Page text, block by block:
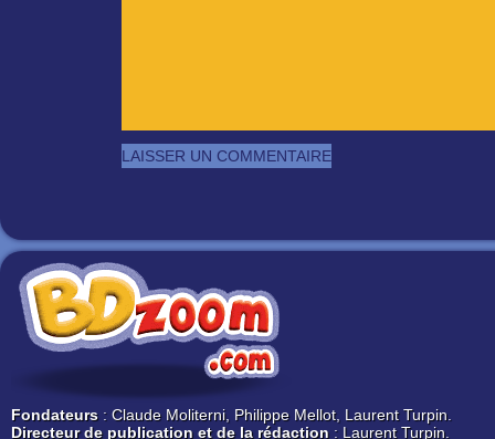
Fondateurs : Claude Moliterni, Philippe Mellot, Laurent Turpin.
Directeur de publication et de la rédaction : Laurent Turpin.